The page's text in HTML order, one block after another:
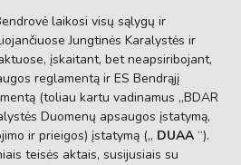
laikosi visų sąlygų ir
Jungtinės Karalystės ir
įskaitant, bet neapsiribojant,
reglamentą ir ES Bendrąjį
(toliau kartu vadinamus „BDAR
Duomenų apsaugos įstatymą,
ir prieigos) įstatymą („ DUAA “).
teisės aktais, susijusiais su